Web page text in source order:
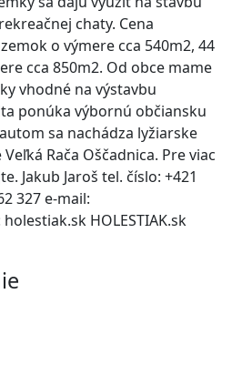
chaty. Cena
o výmere cca 540m2, 44
cca 850m2. Od obce mame
vhodné na výstavbu
ponúka výbornú občiansku
sa nachádza lyžiarske
Rača Oščadnica. Pre viac
Jakub Jaroš tel. číslo: +421
327 e-mail:
HOLESTIAK.sk